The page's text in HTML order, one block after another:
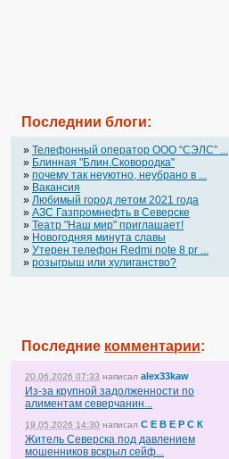
Последнии блоги:
» Телефонный оператор OOO “СЭЛС” ...
» Блинная "Блин.Сковородка"
» почему так неуютно, неубрано в ...
» Вакансия
» Любимый город летом 2021 года
» АЗС Газпромнефть в Северске
» Театр "Наш мир" приглашает!
» Новогодняя минута славы
» Утерен телефон Redmi note 8 pr ...
» розыгрыш или хулиганство?
Последние комментарии:
20.06.2026 07:33 написал alex33kaw
Из-за крупной задолженности по
алиментам северчанин...
19.05.2026 14:30 написал С Е В Е Р С К
Житель Северска под давлением
мошенников вскрыл сейф...